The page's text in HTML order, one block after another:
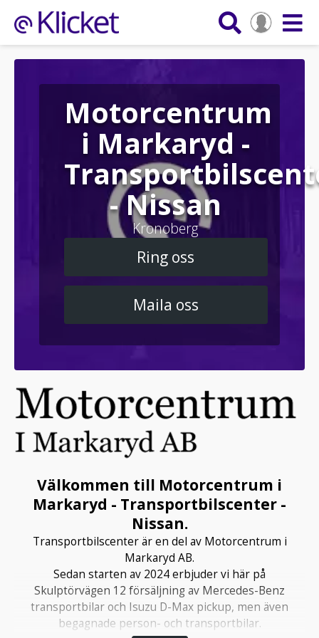
Motorcentrum
i Markaryd -
- Nissan
Kronoberg
Ring oss
Maila oss
Välkommen till Motorcentrum i
Markaryd - Transportbilscenter -
Nissan.
Transportbilscenter är en del av Motorcentrum i
Markaryd AB.
Sedan starten av 2024 erbjuder vi här på
Skulptörvägen 12 försäljning av Mercedes-Benz
transportbilar och Isuzu D-Max pickup, men även
begagnade person- och transportbilar.